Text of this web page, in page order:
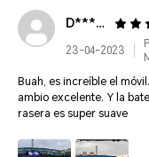
consulta futura.
D********
23-04-2023
Buah, es increíble el
ambio excelente. Y la
rasera es super suave